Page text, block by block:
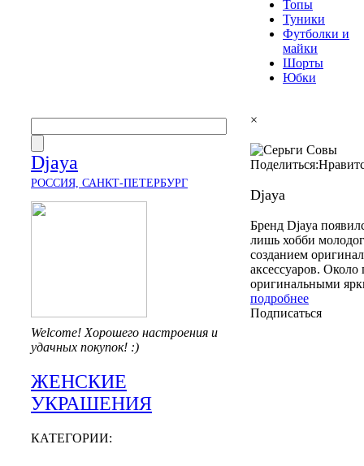
Топы
Туники
Футболки и
майки
Шорты
Юбки
Djaya
РОССИЯ, САНКТ-ПЕТЕРБУРГ
Welcome! Хорошего настроения и
удачных покупок! :)
ЖЕНСКИЕ
УКРАШЕНИЯ
КАТЕГОРИИ:
×
Поделиться:
Djaya
Бренд Djaya
лишь хобби
созданием
аксессуаров. Около
оригинальными
подробнее
Подписаться